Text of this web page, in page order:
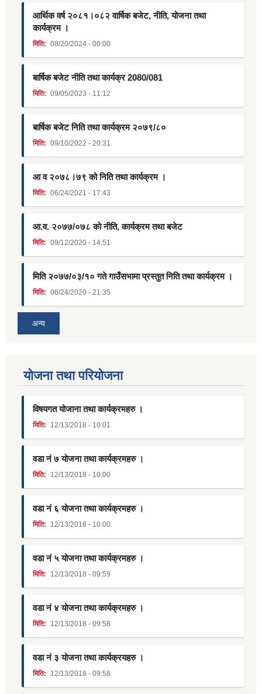
आर्थिक वर्ष २०८१।०८२ वार्षिक बजेट, नीति, योजना तथा
कार्यक्रम ।
मिति: 08/20/2024 - 00:00
बार्षिक बजेट नीति तथा कार्यक्र 2080/081
मिति: 09/05/2023 - 11:12
बार्षिक बजेट निति तथा कार्यक्रम २०७९/८०
मिति: 09/10/2022 - 20:31
आ व २०७८।७९ को निति तथा कार्यक्रम ।
मिति: 06/24/2021 - 17:43
आ.व. २०७७/०७८ को नीति, कार्यक्रम तथा बजेट
मिति: 09/12/2020 - 14:51
मिति २०७७/०३/१० गते गाउँसभामा प्रस्तुत निति तथा कार्यक्रम ।
मिति: 06/24/2020 - 21:35
अन्य
याेजना तथा परियाेजना
विषयगत योजाना तथा कार्यक्रमहरु ।
मिति: 12/13/2018 - 10:01
वडा नं ७ योजना तथा कार्यक्रमहरु ।
मिति: 12/13/2018 - 10:00
वडा नं ६ योजना तथा कार्यक्रमहरु ।
मिति: 12/13/2018 - 10:00
वडा नं ५ योजना तथा कार्यक्रमहरु ।
मिति: 12/13/2018 - 09:59
वडा नं ४ योजना तथा कार्यक्रमहरु ।
मिति: 12/13/2018 - 09:58
वडा नं ३ योजना तथा कार्यक्रयहरु ।
मिति: 12/13/2018 - 09:58